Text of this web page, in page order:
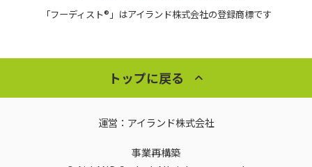
「フーディスト®」はアイランド株式会社の登録商標です
トップに戻る
運営： アイランド株式会社
事業再構築